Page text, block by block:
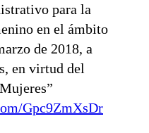
para la
en el ámbito
de 2018, a
en virtud del
Gpc9ZmXsDr